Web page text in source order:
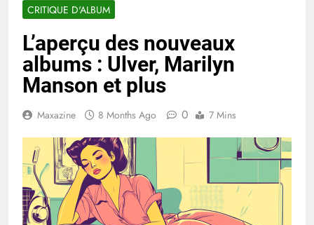
CRITIQUE D'ALBUM
L’aperçu des nouveaux
albums : Ulver, Marilyn
Manson et plus
Maxazine 8 Months Ago 0 7 Mins